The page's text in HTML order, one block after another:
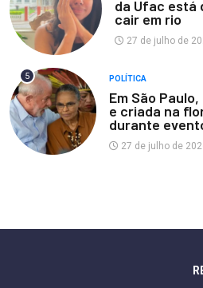
da Ufac está
cair em rio
27 de julho de
5 POLÍTICA
Em São
e criada na
durante
27 de julho de